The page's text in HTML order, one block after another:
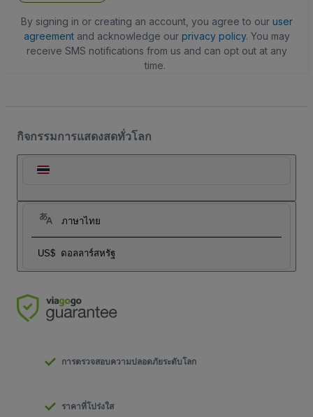
By signing in or creating an account, you agree to our user
agreementand acknowledge our privacy policy. You may
receive SMS notifications from us and can opt out at any
time.
กิจกรรมการแสดงสดทั่วโลก
ภาษาไทย
US$ ดอลลาร์สหรัฐ
การตรวจสอบความปลอดภัยระดับโลก
ราคาที่โปร่งใส